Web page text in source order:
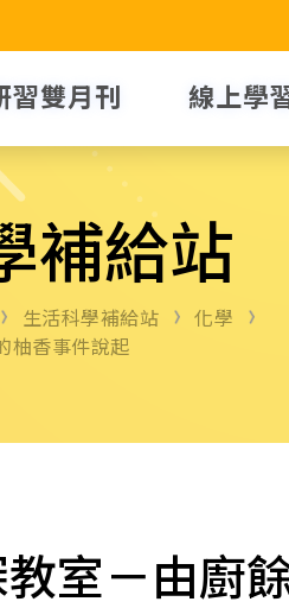
習雙月刊 線上學
補給站
生活科學補給站
化學
柚香事件說起
教室－由廚